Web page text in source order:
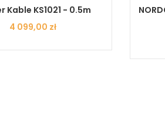
Kable KS1021 - 0.5m
Cena
4 099,00 zł